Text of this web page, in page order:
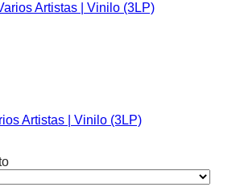
Artistas | Vinilo (3LP)